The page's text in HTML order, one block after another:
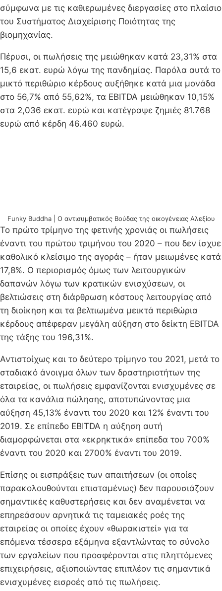
σύμφωνα με τις καθιερωμένες διεργασίες στο πλαίσιο
του Συστήματος Διαχείρισης Ποιότητας της
βιομηχανίας.
Πέρυσι, οι πωλήσεις της μειώθηκαν κατά 23,31% στα
15,6 εκατ. ευρώ λόγω της πανδημίας. Παρόλα αυτά το
μικτό περιθώριο κέρδους αυξήθηκε κατά μια μονάδα
στο 56,7% από 55,62%, τα EBITDA μειώθηκαν 10,15%
στα 2,036 εκατ. ευρώ και κατέγραψε ζημιές 81.768
ευρώ από κέρδη 46.460 ευρώ.
Funky Buddha | Ο αντισυμβατικός Βούδας της οικογένειας Αλεξίου
Το πρώτο τρίμηνο της φετινής χρονιάς οι πωλήσεις
έναντι του πρώτου τριμήνου του 2020 – που δεν ίσχυε
καθολικό κλείσιμο της αγοράς – ήταν μειωμένες κατά
17,8%. Ο περιορισμός όμως των λειτουργικών
δαπανών λόγω των κρατικών ενισχύσεων, οι
βελτιώσεις στη διάρθρωση κόστους λειτουργίας από
τη διοίκηση και τα βελτιωμένα μεικτά περιθώρια
κέρδους απέφεραν μεγάλη αύξηση στο δείκτη EBITDA
της τάξης του 196,31%.
Αντιστοίχως και το δεύτερο τρίμηνο του 2021, μετά το
σταδιακό άνοιγμα όλων των δραστηριοτήτων της
εταιρείας, οι πωλήσεις εμφανίζονται ενισχυμένες σε
όλα τα κανάλια πώλησης, αποτυπώνοντας μια
αύξηση 45,13% έναντι του 2020 και 12% έναντι του
2019. Σε επίπεδο EBITDA η αύξηση αυτή
διαμορφώνεται στα «εκρηκτικά» επίπεδα του 700%
έναντι του 2020 και 2700% έναντι του 2019.
Επίσης οι εισπράξεις των απαιτήσεων (οι οποίες
παρακολουθούνται επισταμένως) δεν παρουσιάζουν
σημαντικές καθυστερήσεις και δεν αναμένεται να
επηρεάσουν αρνητικά τις ταμειακές ροές της
εταιρείας οι οποίες έχουν «θωρακιστεί» για τα
επόμενα τέσσερα εξάμηνα εξαντλώντας το σύνολο
των εργαλείων που προσφέρονται στις πληττόμενες
επιχειρήσεις, αξιοποιώντας επιπλέον τις σημαντικά
ενισχυμένες εισροές από τις πωλήσεις.